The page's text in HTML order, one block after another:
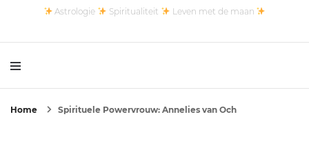
Astrologie Spiritualiteit Leven met de maan
Home Spirituele Powervrouw: Annelies van Och